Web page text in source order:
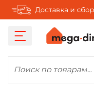
Доставка и
Поиск по товарам...